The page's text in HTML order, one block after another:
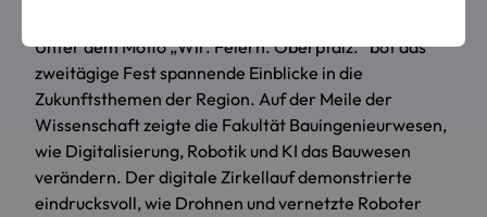
Unter dem Motto „Wir. Feiern. Oberpfalz.“ bot das
zweitägige Fest spannende Einblicke in die
Zukunftsthemen der Region. Auf der Meile der
Wissenschaft zeigte die Fakultät Bauingenieurwesen,
wie Digitalisierung, Robotik und KI das Bauwesen
verändern. Der digitale Zirkellauf demonstrierte
eindrucksvoll, wie Drohnen und vernetzte Roboter